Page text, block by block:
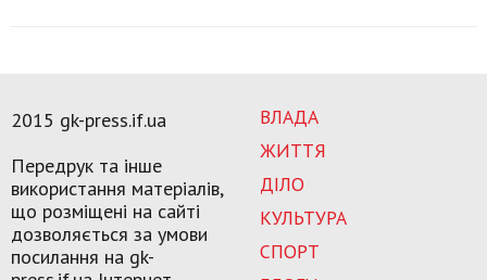
ВЛАДА
ЖИТТЯ
ДІЛО
КУЛЬТУРА
СПОРТ
2015 gk-press.if.ua
Передрук та інше
використання матеріалів,
що розміщені на сайті
дозволяється за умови
посилання на gk-